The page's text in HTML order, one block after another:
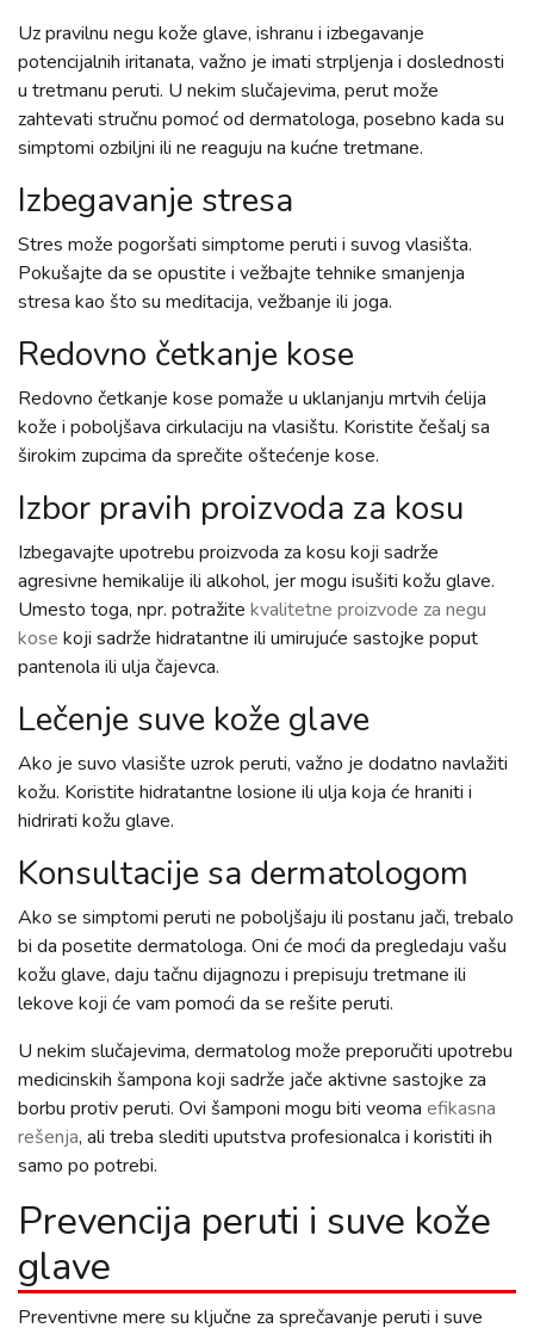
Uz pravilnu negu kože glave, ishranu i izbegavanje
potencijalnih iritanata, važno je imati strpljenja i doslednosti
u tretmanu peruti. U nekim slučajevima, perut može
zahtevati stručnu pomoć od dermatologa, posebno kada su
simptomi ozbiljni ili ne reaguju na kućne tretmane.
Izbegavanje stresa
Stres može pogoršati simptome peruti i suvog vlasišta.
Pokušajte da se opustite i vežbajte tehnike smanjenja
stresa kao što su meditacija, vežbanje ili joga.
Redovno četkanje kose
Redovno četkanje kose pomaže u uklanjanju mrtvih ćelija
kože i poboljšava cirkulaciju na vlasištu. Koristite češalj sa
širokim zupcima da sprečite oštećenje kose.
Izbor pravih proizvoda za kosu
Izbegavajte upotrebu proizvoda za kosu koji sadrže
agresivne hemikalije ili alkohol, jer mogu isušiti kožu glave.
Umesto toga, npr. potražite kvalitetne proizvode za negu
kose koji sadrže hidratantne ili umirujuće sastojke poput
pantenola ili ulja čajevca.
Lečenje suve kože glave
Ako je suvo vlasište uzrok peruti, važno je dodatno navlažiti
kožu. Koristite hidratantne losione ili ulja koja će hraniti i
hidrirati kožu glave.
Konsultacije sa dermatologom
Ako se simptomi peruti ne poboljšaju ili postanu jači, trebalo
bi da posetite dermatologa. Oni će moći da pregledaju vašu
kožu glave, daju tačnu dijagnozu i prepisuju tretmane ili
lekove koji će vam pomoći da se rešite peruti.
U nekim slučajevima, dermatolog može preporučiti upotrebu
medicinskih šampona koji sadrže jače aktivne sastojke za
borbu protiv peruti. Ovi šamponi mogu biti veoma efikasna
rešenja, ali treba slediti uputstva profesionalca i koristiti ih
samo po potrebi.
Prevencija peruti i suve kože
glave
Preventivne mere su ključne za sprečavanje peruti i suve